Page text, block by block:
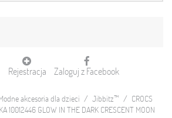
Rejestracja Zaloguj z Facebook
akcesoria dla dzieci Jibbitz™
CROCS
10012446 GLOW IN THE DARK CRESCENT MOON